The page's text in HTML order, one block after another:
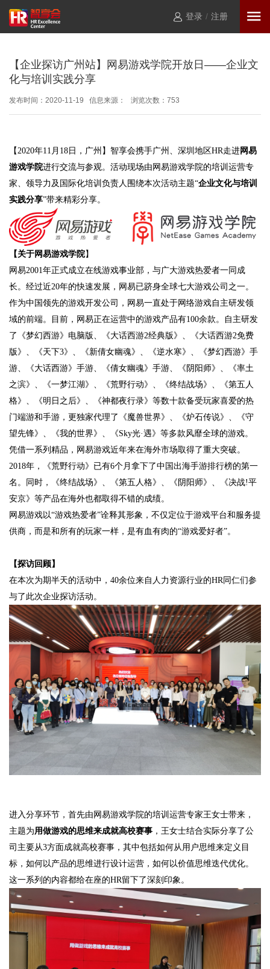
登录 / 注册
【企业探访广州站】网易游戏学院开放日——企业文
化与培训实践分享
发布时间：2020-11-19 信息来源： 浏览次数： 753
【2020年11 月 18 日，广州】智享会携手广州、深圳地区HR走进网易
游戏学院进行交流与参观。活动现场由网易游戏学院的培训运营专
家、领导力及国际化培训负责人围绕本次活动主题“企业文化与培训
实践分享”带来精彩分享。
【关于网易游戏学院】
网易2001年正式成立在线游戏事业部，与广大游戏热爱者一同成
长。经过近20年的快速发展，网易已跻身全球七大游戏公司之一。
作为中国领先的游戏开发公司，网易一直处于网络游戏自主研发领
域的前端。目前，网易正在运营中的游戏产品有100余款。自主研发
了《梦幻西游》电脑版、《大话西游2经典版》、《大话西游2免费
版》、《天下3》、《新倩女幽魂》、《逆水寒》、《梦幻西游》手
游、《大话西游》手游、《倩女幽魂》手游、《阴阳师》、《率土
之滨》、《一梦江湖》、《荒野行动》、《终结战场》、《第五人
格》、《明日之后》、《神都夜行录》等数十款备受玩家喜爱的热
门端游和手游，更独家代理了《魔兽世界》、《炉石传说》、《守
望先锋》、《我的世界》、《Sky光·遇》等多款风靡全球的游戏。
凭借一系列精品，网易游戏近年来在海外市场取得了重大突破。
2018年，《荒野行动》已有6个月拿下了中国出海手游排行榜的第一
名。同时，《终结战场》、《第五人格》、《阴阳师》、《决战!平
安京》等产品在海外也都取得不错的成绩。
网易游戏以“游戏热爱者”诠释其形象，不仅定位于游戏平台和服务提
供商，而是和所有的玩家一样，是有血有肉的“游戏爱好者”。
【探访回顾】
在本次为期半天的活动中， 40余位来自人力资源行业的HR同仁们参
与了此次企业探访活动。
进入分享环节，首先由网易游戏学院的培训运营专家王女士带来，
主题为用做游戏的思维来成就高校赛事 ，王女士结合实际分享了公
司主要从3方面成就高校赛事，其中包括如何从用户思维来定义目
标，如何以产品的思维进行设计运营，如何以价值思维迭代优化。
这一系列的内容都给在座的HR留下了深刻印象。